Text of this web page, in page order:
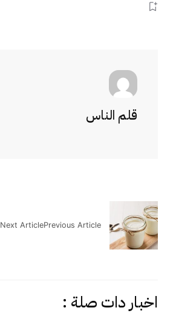
قلم الناس
Previous Article
Next Article
اخبار دات صلة :